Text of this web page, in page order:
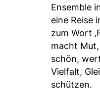
Ensemble
eine Reise
zum Wort
macht
schön,
Vielfalt,
schützen.